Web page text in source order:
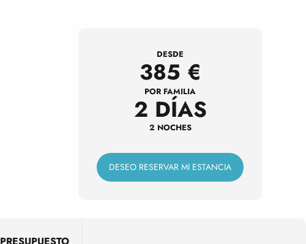
DESDE
385 €
POR FAMILIA
2 DÍAS
2 NOCHES
DESEO RESERVAR MI ESTANCIA
PRESUPUESTO